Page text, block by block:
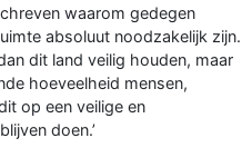
waarom gedegen
absoluut noodzakelijk zijn.
dit land veilig houden, maar
hoeveelheid mensen,
op een veilige en
doen.’